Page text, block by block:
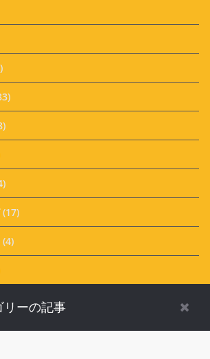
(17)
(4)
(387)
リーの記事